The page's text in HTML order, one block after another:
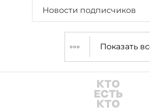
Новости подписчиков
Показать